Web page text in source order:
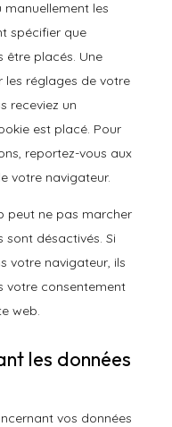
les
spécifier que
être placés. Une
réglages de votre
receviez un
est placé. Pour
reportez-vous aux
votre navigateur.
peut ne pas marcher
désactivés. Si
votre navigateur, ils
votre consentement
web.
les données
vos données